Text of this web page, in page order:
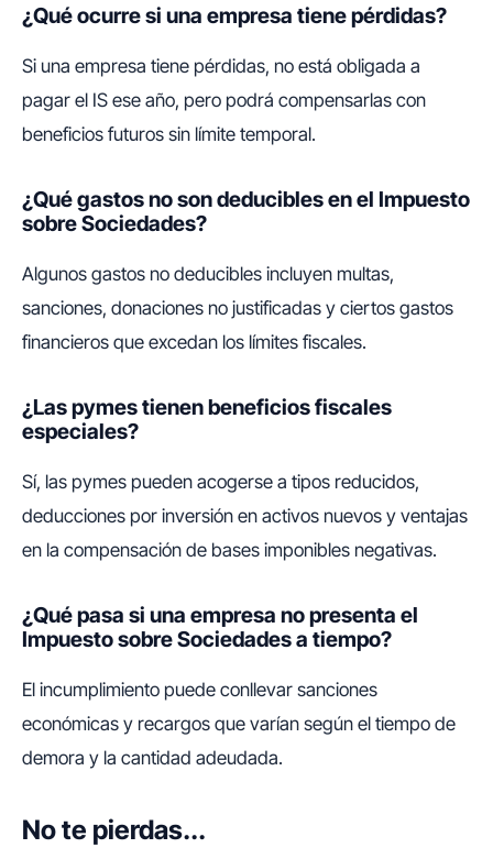
¿Qué ocurre si una empresa tiene pérdidas?
Si una empresa tiene pérdidas, no está obligada a
pagar el IS ese año, pero podrá compensarlas con
beneficios futuros sin límite temporal.
¿Qué gastos no son deducibles en el Impuesto
sobre Sociedades?
Algunos gastos no deducibles incluyen multas,
sanciones, donaciones no justificadas y ciertos gastos
financieros que excedan los límites fiscales.
¿Las pymes tienen beneficios fiscales
especiales?
Sí, las pymes pueden acogerse a tipos reducidos,
deducciones por inversión en activos nuevos y ventajas
en la compensación de bases imponibles negativas.
¿Qué pasa si una empresa no presenta el
Impuesto sobre Sociedades a tiempo?
El incumplimiento puede conllevar sanciones
económicas y recargos que varían según el tiempo de
demora y la cantidad adeudada.
No te pierdas...